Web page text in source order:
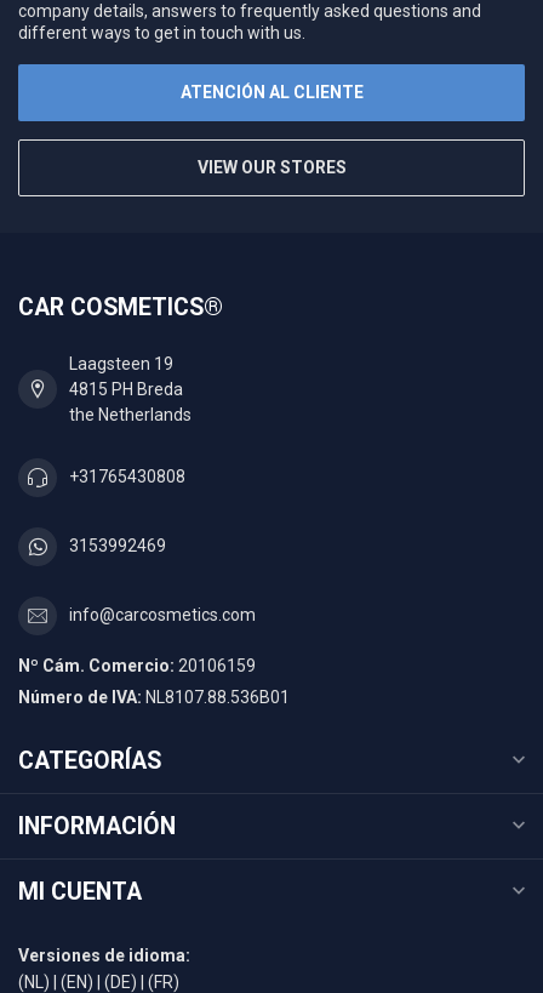
company details, answers to frequently asked questions and
different ways to get in touch with us.
ATENCIÓN AL CLIENTE
VIEW OUR STORES
CAR COSMETICS®
Laagsteen 19
4815 PH Breda
the Netherlands
+31765430808
3153992469
info@carcosmetics.com
Nº Cám. Comercio: 20106159
Número de IVA: NL8107.88.536B01
CATEGORÍAS
INFORMACIÓN
MI CUENTA
Versiones de idioma:
(NL)
(EN) (DE)
(FR)